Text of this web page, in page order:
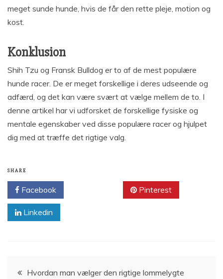
meget sunde hunde, hvis de får den rette pleje, motion og
kost.
Konklusion
Shih Tzu og Fransk Bulldog er to af de mest populære
hunde racer. De er meget forskellige i deres udseende og
adfærd, og det kan være svært at vælge mellem de to. I
denne artikel har vi udforsket de forskellige fysiske og
mentale egenskaber ved disse populære racer og hjulpet
dig med at træffe det rigtige valg.
SHARE
Facebook Pinterest
Linkedin
Indlægsnavigation
Hvordan man vælger den rigtige lommelygte